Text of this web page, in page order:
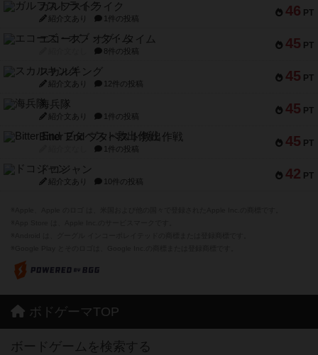
46 PT
ガルフストライク
紹介文あり 1件の投稿
45 PT
エコーズ・オブ・タイム
8件の投稿
45 PT
スカルキング
紹介文あり 12件の投稿
45 PT
海兵隊
紹介文あり 1件の投稿
45 PT
Bitter End ブタペスト救出作戦
1件の投稿
42 PT
ドコジャン
紹介文あり 10件の投稿
ボドゲーマTOP
ボードゲームを検索する